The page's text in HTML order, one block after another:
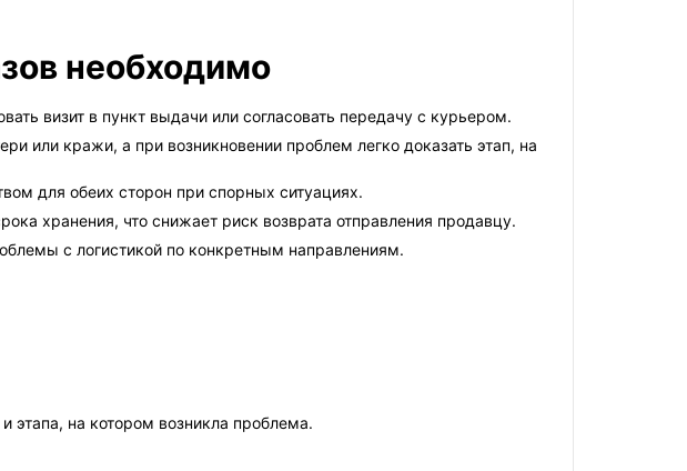
необходимо
визит в пункт выдачи или согласовать передачу с курьером.
или кражи, а при возникновении проблем легко доказать этап, на
для обеих сторон при спорных ситуациях.
хранения, что снижает риск возврата отправления продавцу.
с логистикой по конкретным направлениям.
этапа, на котором возникла проблема.